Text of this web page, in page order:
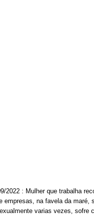
2022 : Mulher que trabalha
empresas, na favela da maré,
varias vezes, sofre